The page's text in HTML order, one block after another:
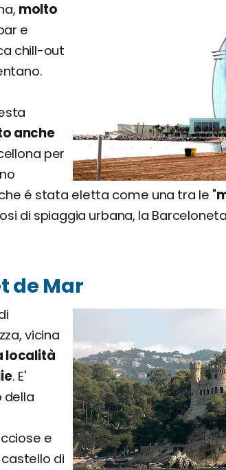
molto
e
chill-out
anche
per
é stata eletta come una tra le "
di spiaggia urbana, la
de Mar
vicina
località
. E'
della
e
di